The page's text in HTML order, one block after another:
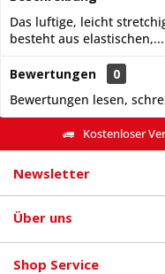
Das luftige, leicht
besteht aus elastischen,...
Bewertungen
0
Bewertungen lesen,
Kostenloser
Newsletter
Über uns
Shop Service